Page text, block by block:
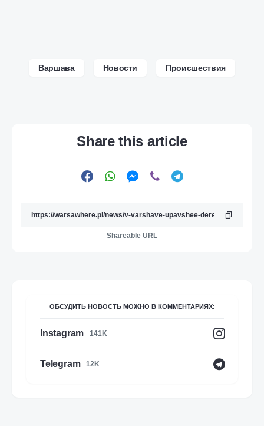
Варшава Новости Происшествия
Share this article
Shareable URL
ОБСУДИТЬ НОВОСТЬ МОЖНО В КОММЕНТАРИЯХ:
Instagram 141K
Telegram 12K